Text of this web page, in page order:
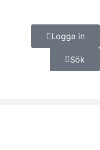
Logga in
Sök